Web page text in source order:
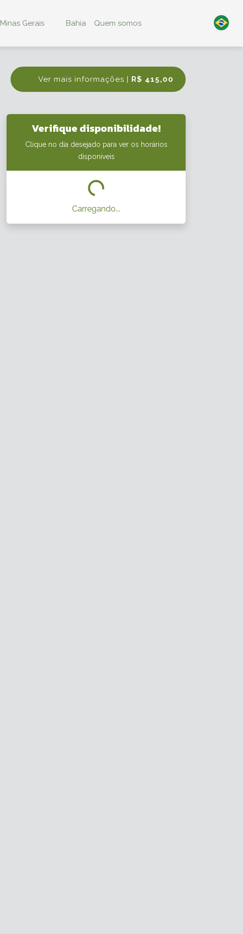
Minas Gerais Bahia Quem somos
Ver mais informações | R$ 415,00
Verifique disponibilidade!
Clique no dia desejado para ver os horários
disponíveis
Carregando...